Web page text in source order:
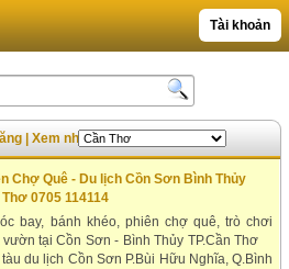
Tài khoản
|Xem nhiều nhất
Chợ Quê - Du lịch Cồn Sơn Bình Thủy
0705 114114
bay, bánh khéo, phiên chợ quê, trò chơi
vườn tại Cồn Sơn - Bình Thủy TP.Cần Thơ
tàu du lịch Cồn Sơn P.Bùi Hữu Nghĩa, Q.Bình